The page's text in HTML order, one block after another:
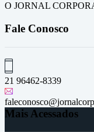
O JORNAL
Fale Conosco
21 96462-8339
Mais Acessados